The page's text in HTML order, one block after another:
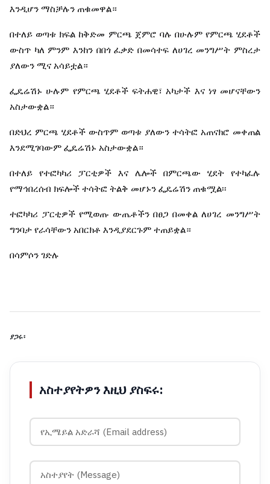
እንዲሆን ማስቻሉን ጠቁመዋል።
በተለይ ወጣቱ ክፍል ከቅድመ ምርጫ ጀምሮ ባሉ በሁሉም የምርጫ ሂደቶች
ውስጥ ካለ ምንም እንከን በበጎ ፈቃድ በመሳተፍ ለሀገረ መንግሥት ምስረታ
ያለውን ሚና አሳይቷል።
ፌዴሬሽኑ ሁሉም የምርጫ ሂደቶች ፍትሐዊ፣ አካታች እና ነፃ መሆናቸውን
አስታውቋል።
በድህረ ምርጫ ሂደቶች ውስጥም ወጣቱ ያለውን ተሳትፎ አጠናክሮ መቀጠል
እንደሚገባውም ፌዴሬሽኑ አስታውቋል።
በተለይ የተፎካካሪ ፓርቲዎች እና ሌሎች በምርጫው ሂደት
የተካፈሉ
የማኅበረሰብ ክፍሎች ተሳትፎ ትልቅ መሆኑን ፌዴሬሽን ጠቁሟል፡፡
ተፎካካሪ ፓርቲዎች የሚወጡ ውጤቶችን በፀጋ በመቀል ለሀገረ መንግሥት
ግንባታ የራሳቸውን አበርክቶ እንዲያደርጉም ተጠይቋል።
በሳምሶን ገድሉ
ያጋሩ፡
አስተያየትዎን እዚህ ያስፍሩ: